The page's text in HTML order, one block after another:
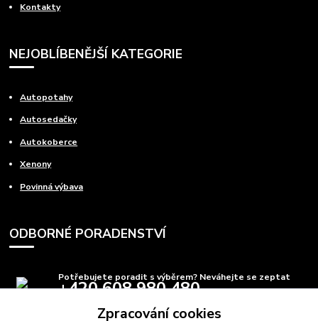
Kontakty
NEJOBLÍBENĚJŠÍ KATEGORIE
Autopotahy
Autosedačky
Autokoberce
Xenony
Povinná výbava
ODBORNÉ PORADENSTVÍ
Potřebujete poradit s výběrem? Neváhejte se zeptat
+420 608 980 480
Zpracování cookies